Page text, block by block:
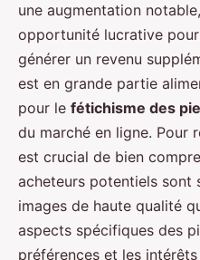
une augmentation
opportunité lucrative
générer un revenu
est en grande partie
pour le fétichisme des
du marché en ligne. Pour
est crucial de bien
acheteurs potentiels sont
images de haute qualité
aspects spécifiques des
préférences et les